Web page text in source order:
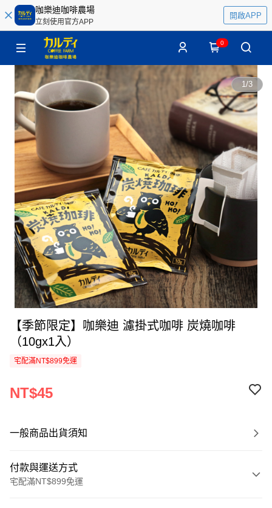
咖樂迪咖啡農場
立刻使用官方APP
開啟APP
0
1/3
【季節限定】咖樂迪 濾掛式咖啡 炭燒咖啡
（10gx1入）
宅配滿NT$899免運
NT$45
一般商品出貨須知
付款與運送方式
宅配滿NT$899免運